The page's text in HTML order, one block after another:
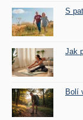
S
Jak
Bolí